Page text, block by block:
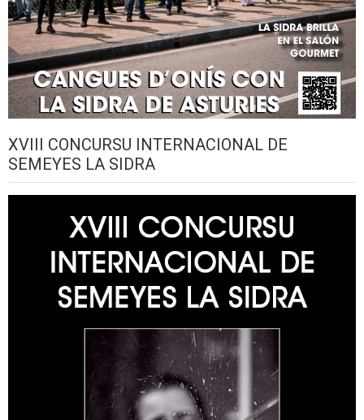
XVIII CONCURSU INTERNACIONAL DE
SEMEYES LA SIDRA